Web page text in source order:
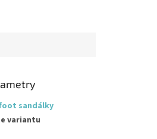
sandálky
variantu